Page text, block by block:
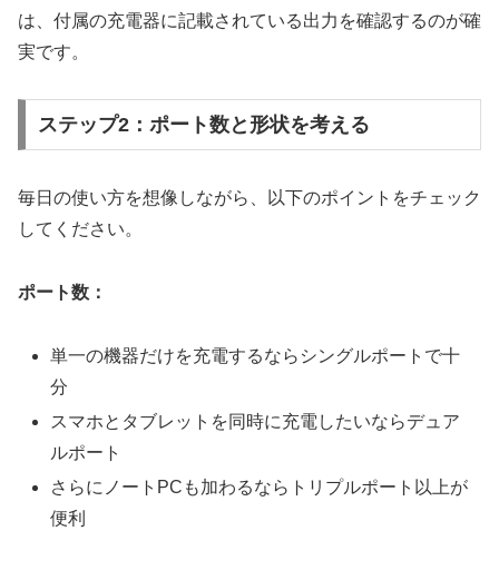
は、付属の充電器に記載されている出力を確認するのが確
実です。
ステップ2：ポート数と形状を考える
毎日の使い方を想像しながら、以下のポイントをチェック
してください。
ポート数：
単一の機器だけを充電するならシングルポートで十
分
スマホとタブレットを同時に充電したいならデュア
ルポート
さらにノートPCも加わるならトリプルポート以上が
便利